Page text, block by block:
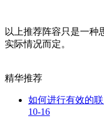
以上推荐阵容只是一种
实际情况而定。
精华推荐
如何进行有效的
10-16